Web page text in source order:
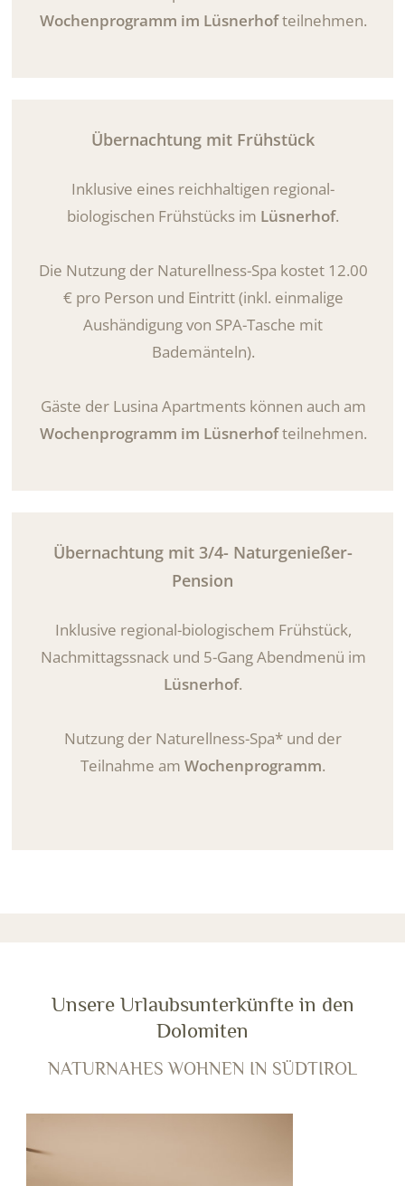
Wochenprogramm im Lüsnerhofteilnehmen.
Übernachtung mit Frühstück
Inklusive eines reichhaltigen regional-
biologischen Frühstücks im Lüsnerhof.
Die Nutzung der Naturellness-Spa kostet 12.00
€ pro Person und Eintritt (inkl. einmalige
Aushändigung von SPA-Tasche mit
Bademänteln).
Gäste der Lusina Apartments können auch am
Wochenprogramm im Lüsnerhofteilnehmen.
Übernachtung mit 3/4- Naturgenießer-
Pension
Inklusive regional-biologischem Frühstück,
Nachmittagssnack und 5-Gang Abendmenü im
Lüsnerhof.
Nutzung der Naturellness-Spa* und der
Teilnahme am Wochenprogramm.
Unsere Urlaubsunterkünfte in den
Dolomiten
NATURNAHES WOHNEN IN SÜDTIROL